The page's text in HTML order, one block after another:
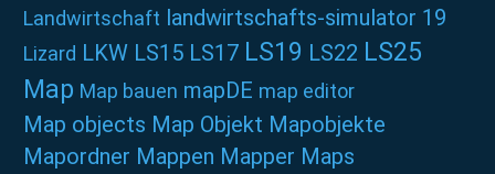
Landwirtschaft landwirtschafts-simulator 19
Lizard LKW LS15 LS17 LS19 LS22 LS25
Map Map bauen mapDE map editor
Map objects Map Objekt Mapobjekte
Mapordner Mappen Mapper Maps